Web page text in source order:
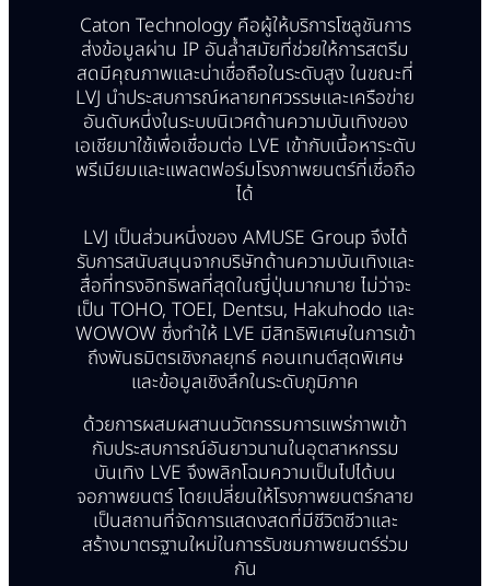
Caton Technology คือผู้ให้บริการโซลูชันการ
ส่งข้อมูลผ่าน IP อันล้ำสมัยที่ช่วยให้การสตรีม
สดมีคุณภาพและน่าเชื่อถือในระดับสูง ในขณะที่
LVJ นำประสบการณ์หลายทศวรรษและเครือข่าย
อันดับหนึ่งในระบบนิเวศด้านความบันเทิงของ
เอเชียมาใช้เพื่อเชื่อมต่อ LVE เข้ากับเนื้อหาระดับ
พรีเมียมและแพลตฟอร์มโรงภาพยนตร์ที่เชื่อถือ
ได้
LVJ เป็นส่วนหนึ่งของ AMUSE Group จึงได้
รับการสนับสนุนจากบริษัทด้านความบันเทิงและ
สื่อที่ทรงอิทธิพลที่สุดในญี่ปุ่นมากมาย ไม่ว่าจะ
เป็น TOHO, TOEI, Dentsu, Hakuhodo และ
WOWOW ซึ่งทำให้ LVE มีสิทธิพิเศษในการเข้า
ถึงพันธมิตรเชิงกลยุทธ์ คอนเทนต์สุดพิเศษ
และข้อมูลเชิงลึกในระดับภูมิภาค
ด้วยการผสมผสานนวัตกรรมการแพร่ภาพเข้า
กับประสบการณ์อันยาวนานในอุตสาหกรรม
บันเทิง LVE จึงพลิกโฉมความเป็นไปได้บน
จอภาพยนตร์ โดยเปลี่ยนให้โรงภาพยนตร์กลาย
เป็นสถานที่จัดการแสดงสดที่มีชีวิตชีวาและ
สร้างมาตรฐานใหม่ในการรับชมภาพยนตร์ร่วม
กัน